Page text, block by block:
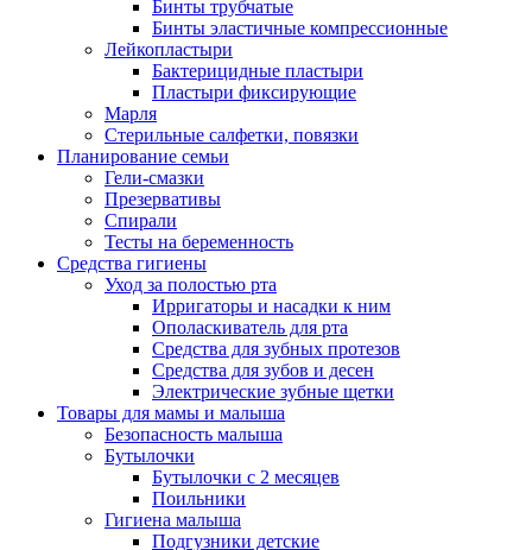
Бинты трубчатые
Бинты эластичные компрессионные
Лейкопластыри
Бактерицидные пластыри
Пластыри фиксирующие
Марля
Стерильные салфетки, повязки
Планирование семьи
Гели-смазки
Презервативы
Спирали
Тесты на беременность
Средства гигиены
Уход за полостью рта
Ирригаторы и насадки к ним
Ополаскиватель для рта
Средства для зубных протезов
Средства для зубов и десен
Электрические зубные щетки
Товары для мамы и малыша
Безопасность малыша
Бутылочки
Бутылочки с 2 месяцев
Поильники
Гигиена малыша
Подгузники детские